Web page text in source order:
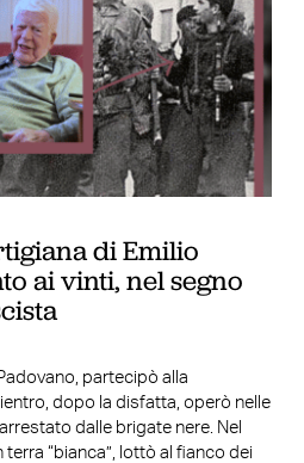
di Emilio
ai vinti, nel segno
partecipò alla
dopo la disfatta, operò nelle
dalle brigate nere. Nel
“bianca”, lottò al fianco dei